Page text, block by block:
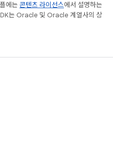
에는 콘텐츠 라이선스에서 설명하는
는 Oracle 및 Oracle 계열사의 상